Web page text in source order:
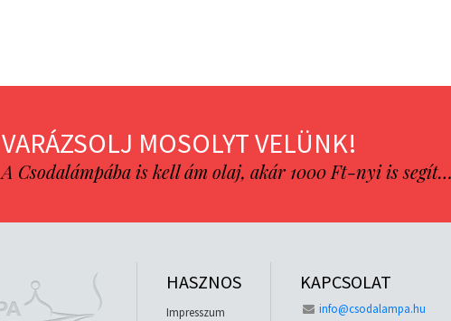
VARÁZSOLJ MOSOLYT VELÜNK!
A Csodalámpába is kell ám olaj, akár 1000 Ft-nyi is segít…
HASZNOS
Impresszum
KAPCSOLAT
info@csodalampa.hu